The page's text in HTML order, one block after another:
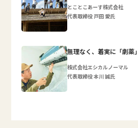
とことこあーす株式会社
代表取締役 戸田 愛氏
無理なく、着実に「劇薬
株式会社エシカルノーマル
代表取締役 本川 誠氏